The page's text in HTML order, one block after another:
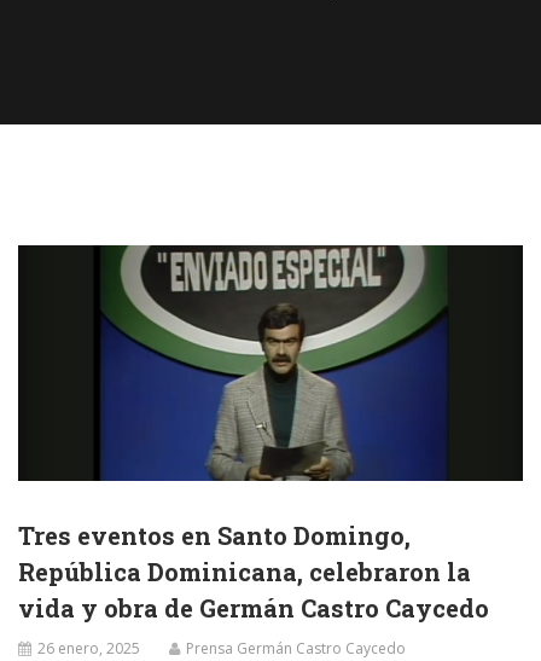
Tres eventos en Santo Domingo,
República Dominicana, celebraron la
vida y obra de Germán Castro Caycedo
26 enero, 2025
Prensa Germán Castro Caycedo